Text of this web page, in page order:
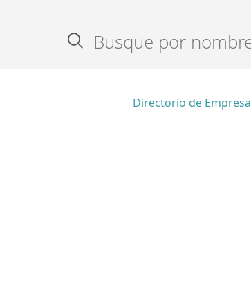
Directorio de